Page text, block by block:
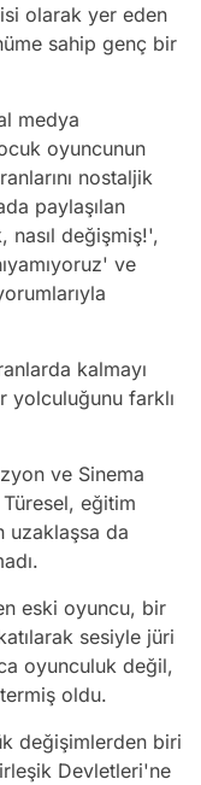
olarak yer eden
sahip genç bir
medya
oyuncunun
nostaljik
paylaşılan
nasıl değişmiş!',
ve
kalmayı
yolculuğunu farklı
ve Sinema
eğitim
uzaklaşsa da
eski oyuncu, bir
sesiyle jüri
oyunculuk değil,
oldu.
değişimlerden biri
Devletleri'ne